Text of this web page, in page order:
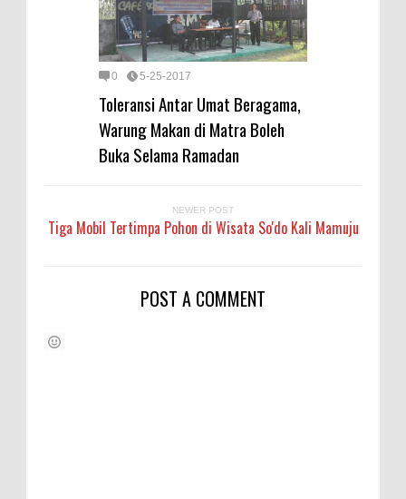
0 5-25-2017
Toleransi Antar Umat Beragama,
Warung Makan di Matra Boleh
Buka Selama Ramadan
NEWER POST
Tiga Mobil Tertimpa Pohon di Wisata So'do Kali Mamuju
POST A COMMENT